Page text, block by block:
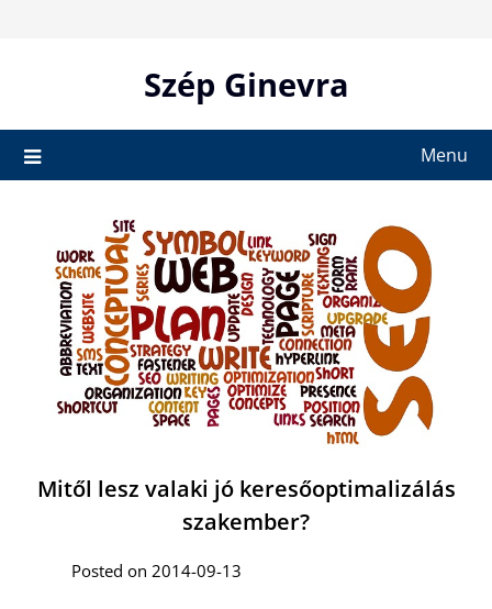
Szép Ginevra
Menu
Mitől lesz valaki jó keresőoptimalizálás
szakember?
Posted on 2014-09-13